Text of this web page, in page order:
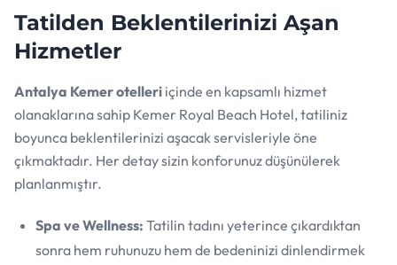
Tatilden Beklentilerinizi Aşan
Hizmetler
Antalya Kemer otelleri içinde en kapsamlı hizmet
olanaklarına sahip Kemer Royal Beach Hotel, tatiliniz
boyunca beklentilerinizi aşacak servisleriyle öne
çıkmaktadır. Her detay sizin konforunuz düşünülerek
planlanmıştır.
Spa ve Wellness: Tatilin tadını yeterince çıkardıktan
sonra hem ruhunuzu hem de bedeninizi dinlendirmek